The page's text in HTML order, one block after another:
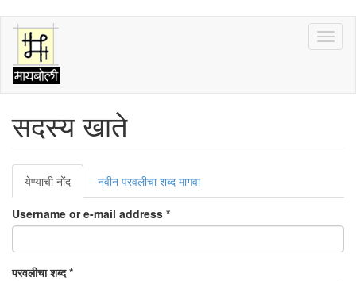
Skip
main
content
सदस्य खाते
Primary
tabs
येण्याची नोंद (active
tab)
नवीन परवलीचा शब्द मागवा
Username or e-mail address *
परवलीचा शब्द*